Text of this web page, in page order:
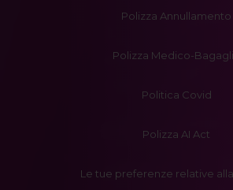
Polizza Annullamento
Polizza Medico-
Politica Covid
Polizza AI Act
Le tue preferenze relative